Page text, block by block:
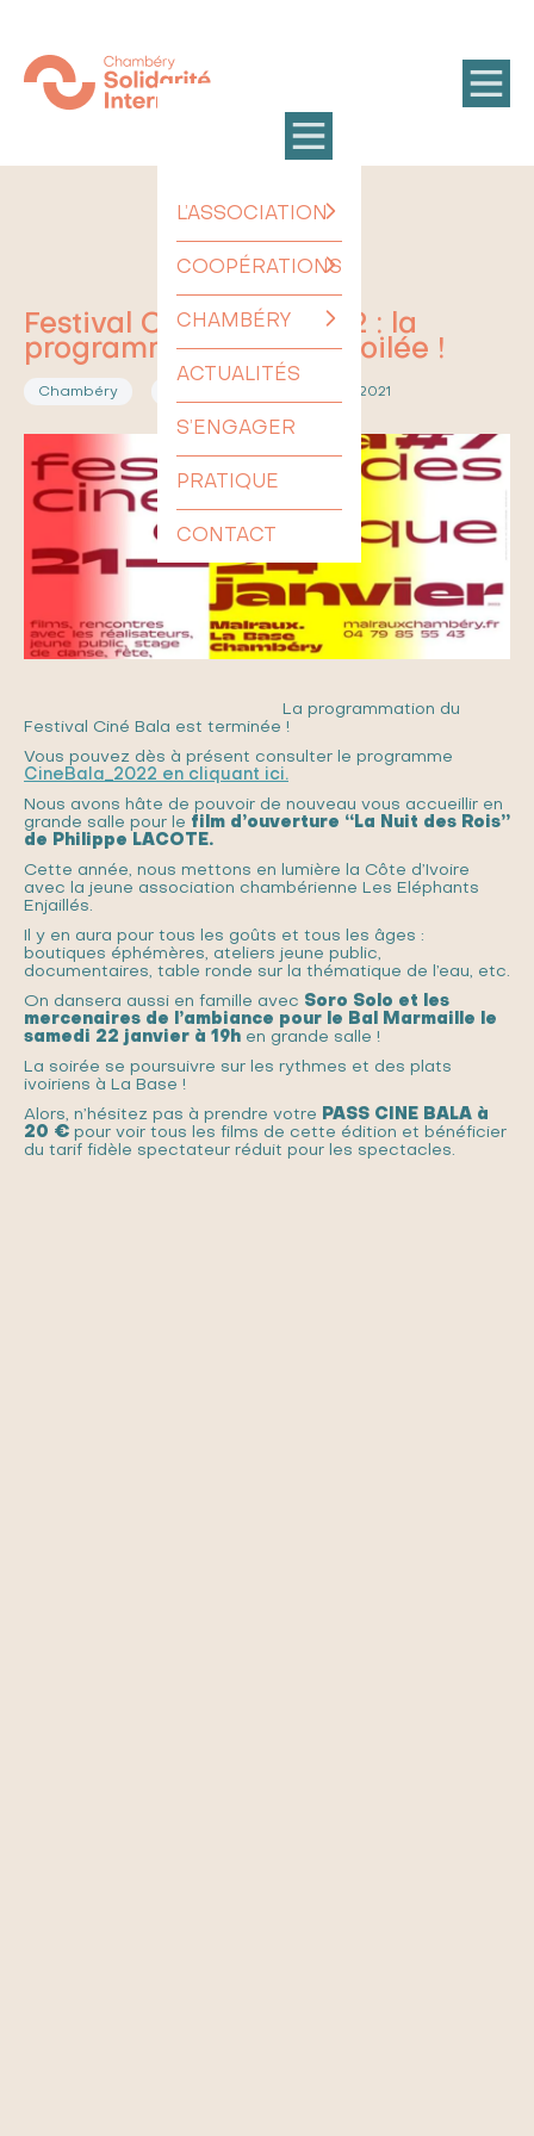
L’ASSOCIATION
COOPÉRATIONS
CHAMBÉRY
ACTUALITÉS
S’ENGAGER
PRATIQUE
CONTACT
Festival Ciné Bala 2022 : la
programmation est dévoilée !
Chambéry 14.12.2021
La programmation du
Festival Ciné Bala est terminée !
Vous pouvez dès à présent consulter le programme
CineBala_2022 en cliquant ici.
Nous avons hâte de pouvoir de nouveau vous accueillir en
grande salle pour le film d’ouverture “La Nuit des Rois”
de Philippe LACOTE.
Cette année, nous mettons en lumière la Côte d’Ivoire
avec la jeune association chambérienne Les Eléphants
Enjaillés.
Il y en aura pour tous les goûts et tous les âges :
boutiques éphémères, ateliers jeune public,
documentaires, table ronde sur la thématique de l’eau, etc.
On dansera aussi en famille avec Soro Solo et les
mercenaires de l’ambiance pour le Bal Marmaille le
samedi 22 janvier à 19h en grande salle !
La soirée se poursuivre sur les rythmes et des plats
ivoiriens à La Base !
Alors, n’hésitez pas à prendre votre
PASS CINE BALA à
20 € pour voir tous les films de cette édition et bénéficier
du tarif fidèle spectateur réduit pour les spectacles.